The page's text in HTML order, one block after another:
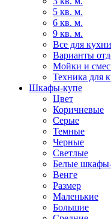
5 кв. м.
6 кв. м.
9 кв. м.
Все для кухни
Варианты
Мойки и
Техника для
Шкафы-купе
Цвет
Коричневые
Серые
Темные
Черные
Светлые
Белые
Венге
Размер
Маленькие
Большие